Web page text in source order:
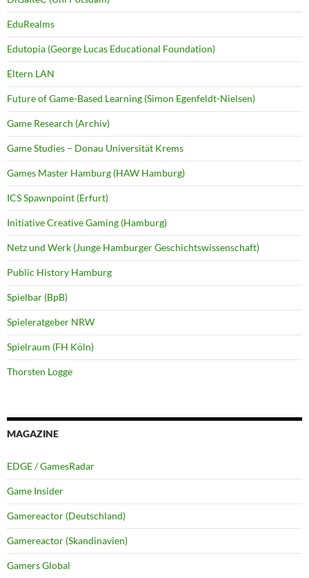
EduRealms
Edutopia (George Lucas Educational Foundation)
Eltern LAN
Future of Game-Based Learning (Simon Egenfeldt-Nielsen)
Game Research (Archiv)
Game Studies – Donau Universität Krems
Games Master Hamburg (HAW Hamburg)
ICS Spawnpoint (Erfurt)
Initiative Creative Gaming (Hamburg)
Netz und Werk (Junge Hamburger Geschichtswissenschaft)
Public History Hamburg
Spielbar (BpB)
Spieleratgeber NRW
Spielraum (FH Köln)
Thorsten Logge
MAGAZINE
EDGE / GamesRadar
Game Insider
Gamereactor (Deutschland)
Gamereactor (Skandinavien)
Gamers Global